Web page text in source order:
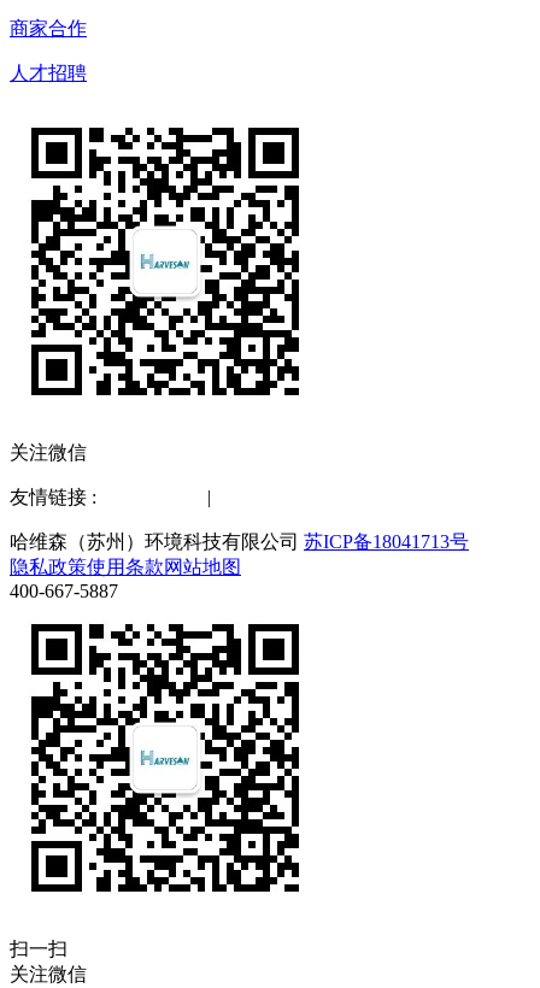
商家合作
人才招聘
关注微信
友情链接 : |
哈维森（苏州）环境科技有限公司 苏ICP备18041713号
隐私政策使用条款网站地图
400-667-5887
扫一扫
关注微信